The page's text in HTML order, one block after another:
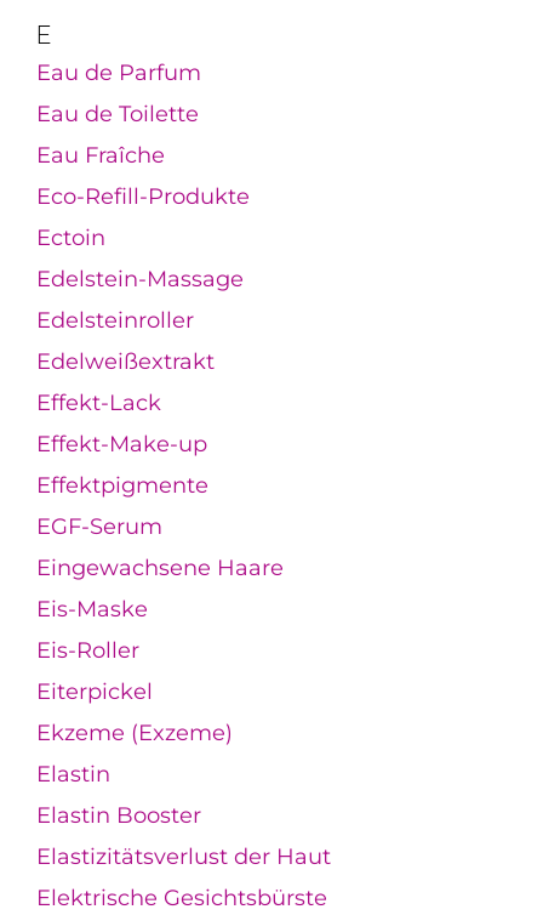
E
Eau de Parfum
Eau de Toilette
Eau Fraîche
Eco-Refill-Produkte
Ectoin
Edelstein-Massage
Edelsteinroller
Edelweißextrakt
Effekt-Lack
Effekt-Make-up
Effektpigmente
EGF-Serum
Eingewachsene Haare
Eis-Maske
Eis-Roller
Eiterpickel
Ekzeme (Exzeme)
Elastin
Elastin Booster
Elastizitätsverlust der Haut
Elektrische Gesichtsbürste